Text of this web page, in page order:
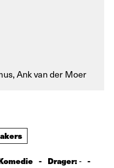
Ank van der Moer
- Drager:- -